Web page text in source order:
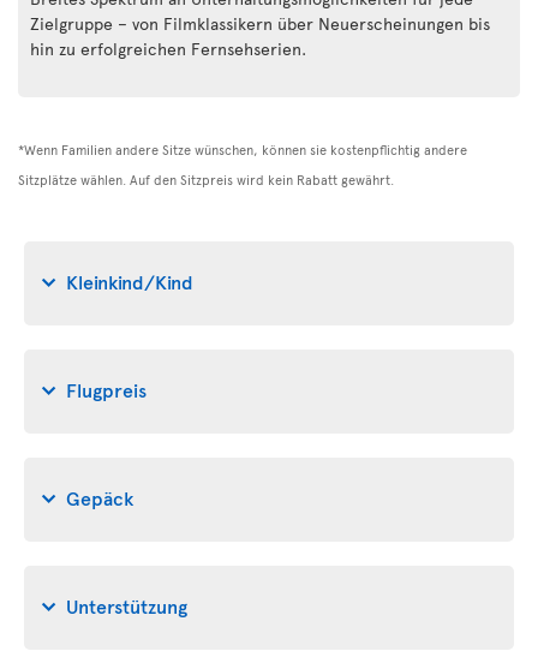
Zielgruppe – von Filmklassikern über Neuerscheinungen bis
hin zu erfolgreichen Fernsehserien.
*Wenn Familien andere Sitze wünschen, können sie kostenpflichtig andere
Sitzplätze wählen. Auf den Sitzpreis wird kein Rabatt gewährt.
Kleinkind/Kind
Flugpreis
Gepäck
Unterstützung